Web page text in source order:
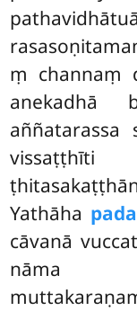
ṃ channaṃ
anekadhā
aññatarassa
vissaṭṭhīti
Yathāha
cāvanā
nāma